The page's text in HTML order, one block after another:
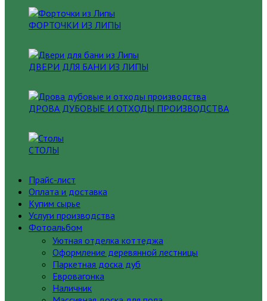
ФОРТОЧКИ ИЗ ЛИПЫ
ДВЕРИ ДЛЯ БАНИ ИЗ ЛИПЫ
ДРОВА ДУБОВЫЕ И ОТХОДЫ ПРОИЗВОДСТВА
СТОЛЫ
Прайс-лист
Оплата и доставка
Купим сырье
Услуги производства
Фотоальбом
Уютная отделка коттеджа
Оформление деревянной лестницы
Паркетная доска дуб
Евровагонка
Наличник